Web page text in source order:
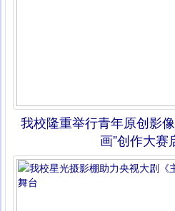
我校隆重举行青年原创影
画”创作大赛